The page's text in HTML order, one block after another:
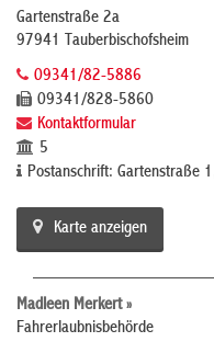
Gartenstraße 2a
97941 Tauberbischofsheim
09341/82-5886
09341/828-5860
Kontaktformular
5
Postanschrift: Gartenstraße
Karte anzeigen
Madleen Merkert »
Fahrerlaubnisbehörde